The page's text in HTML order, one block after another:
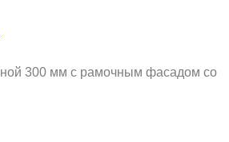
300 мм с рамочным фасадом со